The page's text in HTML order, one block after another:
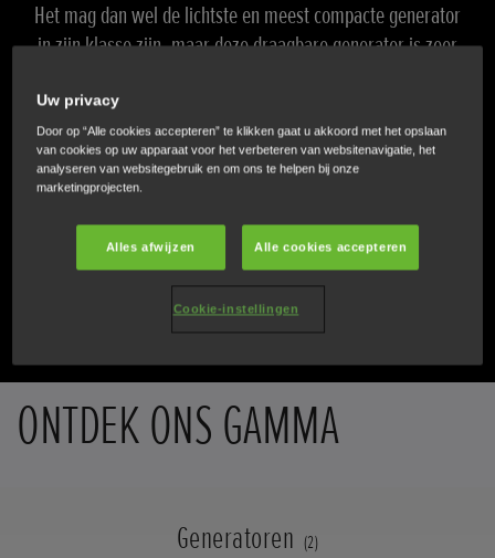
Het mag dan wel de lichtste en meest compacte generator
in zijn klasse zijn, maar deze draagbare generator is zeer
kan hij elke taak aan die veel vermogen vergt en is hij
uitgerust met een indrukwekkende reeks functies. De
EU32i heeft ook een Red Dot Award voor productontwerp
gewonnen, een onderscheiding die wordt toegekend aan
producten die uitblinken in designkwaliteit en innovatie.
ONTDEK
ONTDEK ONS GAMMA
Generatoren (2)
Uw privacy
Door op “Alle cookies accepteren” te klikken gaat u akkoord met het opslaan
van cookies op uw apparaat voor het verbeteren van websitenavigatie, het
analyseren van websitegebruik en om ons te helpen bij onze
marketingprojecten.
Alles afwijzen Alle cookies accepteren
Cookie-instellingen